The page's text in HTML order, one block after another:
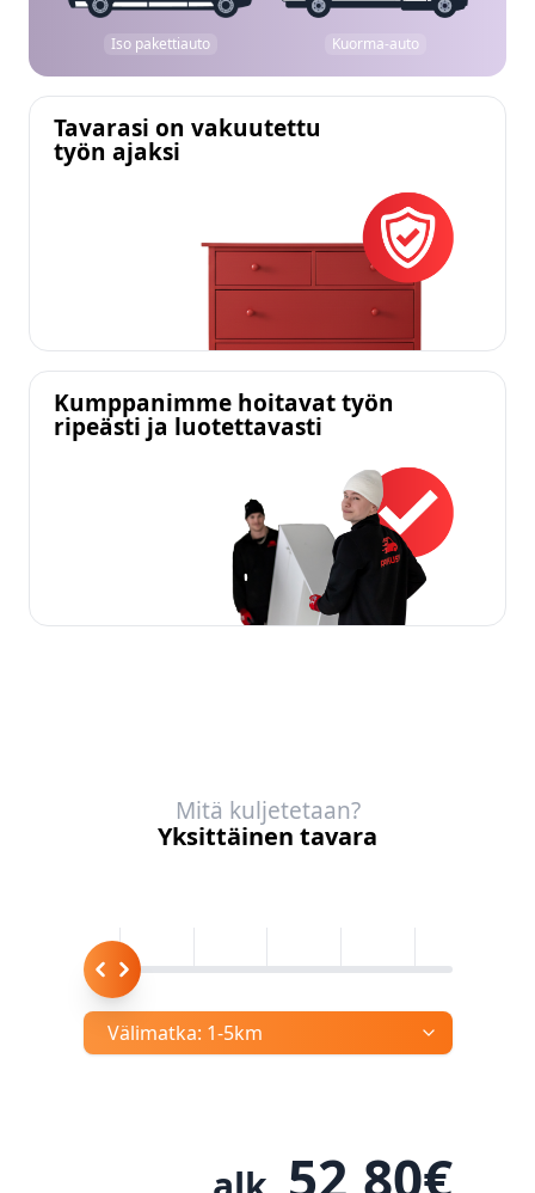
Iso pakettiauto Kuorma-auto
Tavarasi on vakuutettu
työn ajaksi
Kumppanimme hoitavat työn
ripeästi ja luotettavasti
Mitä kuljetetaan?
Yksittäinen tavara
Välimatka: 1-5km